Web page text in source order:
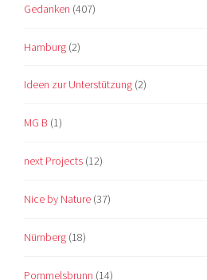
Gedanken (407)
Hamburg (2)
Ideen zur Unterstützung (2)
MG B (1)
next Projects (12)
Nice by Nature (37)
Nürnberg (18)
Pommelsbrunn (14)